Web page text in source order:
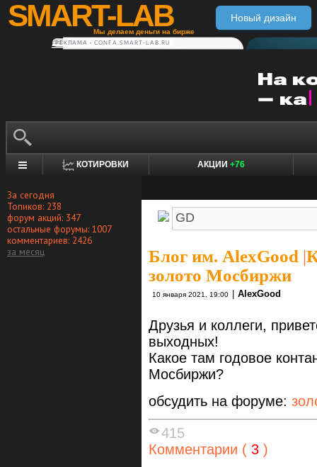
SMART-LAB
Мы делаем деньги на бирже
Новый дизайн
РЕКЛАМА • CONFA.SMART-LAB.RU
КОТИРОВКИ АКЦИИ +76
За сегодня
Топиков: 238
форум акций: 347
остальные форумы: 1007
комментариев: 2426
за месяц
Блог им. AlexGood |
золото Мосбиржи
10 января 2021, 19:00 AlexGood
Друзья и коллеги,
выходных!
Какое там годовое
Мосбиржи?
обсудить на форуме:
415
Комментарии ( 3 )